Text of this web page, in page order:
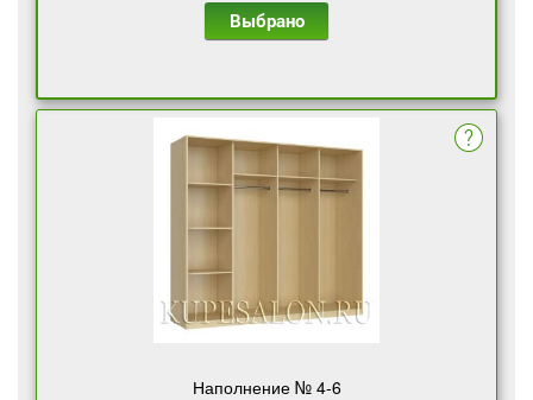
Выбрано
Наполнение № 4-6